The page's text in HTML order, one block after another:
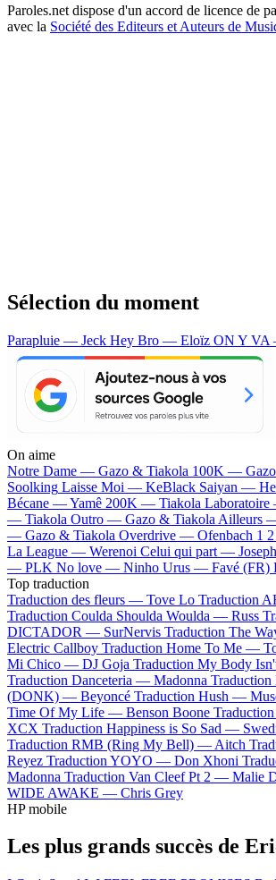
Paroles.net dispose d'un accord de licence de
avec la Société des Editeurs et Auteurs de
Sélection du moment
Parapluie — Jeck Hey Bro — Eloïz ON Y VA
On aime
Notre Dame — Gazo & Tiakola 100K — Gazo
Soolking Laisse Moi — KeBlack Saiyan —
Bécane —Yamê 200K — Tiakola
— Tiakola Outro — Gazo & Tiakola Ailleurs
— Gazo & Tiakola Overdrive — Ofenbach 1
La League — Werenoi Celui qui part —
— PLK No love — Ninho Urus — Favé (FR)
Top traduction
Traduction des fleurs — Tove Lo Traduction
Traduction Coulda Shoulda Woulda — Russ
DICTADOR — SurNervis Traduction The
Electric Callboy Traduction Home To Me —
Mi Chico — DJ Goja Traduction My Body
Traduction Danceteria — Madonna
(DONK) — Beyoncé Traduction Hush —
Time Of My Life — Benson Boone
XCX Traduction Happiness is So Sad —
Traduction RMB (Ring My Bell) — Aitch
Reyez Traduction YOYO — Don Xhoni
Madonna Traduction Van Cleef Pt 2 — Malie
WIDE AWAKE — Chris Grey
HP mobile
Les plus grands succès de